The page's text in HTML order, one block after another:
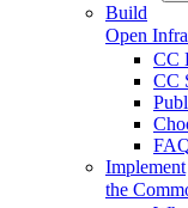
Build
Open
CC
CC
Implement
the